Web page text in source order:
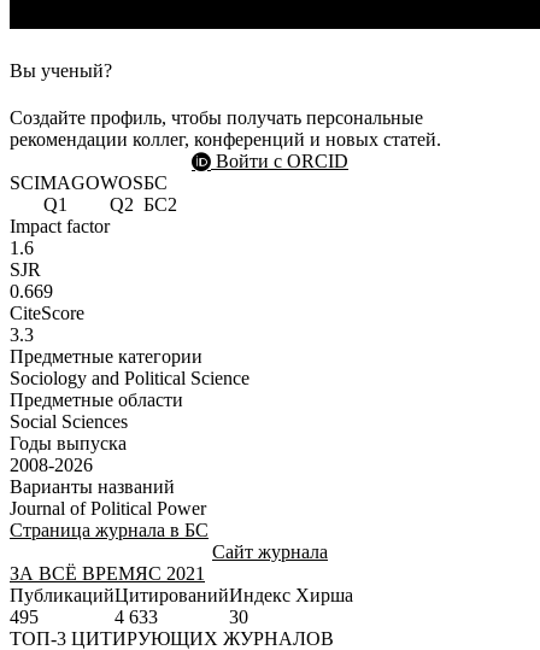
Вы ученый?
Создайте профиль, чтобы получать персональные
рекомендации коллег, конференций и новых статей.
Войти с ORCID
SCIMAGO
Q1
WOS
Q2
БС
БС2
Impact factor
1.6
SJR
0.669
CiteScore
3.3
Предметные категории
Sociology and Political Science
Предметные области
Social Sciences
Годы выпуска
2008-2026
Варианты названий
Journal of Political Power
Страница журнала в БС
Сайт журнала
ЗА ВСЁ ВРЕМЯС 2021
Публикаций
495
Цитирований
4 633
Индекс Хирша
30
ТОП-3 ЦИТИРУЮЩИХ ЖУРНАЛОВ